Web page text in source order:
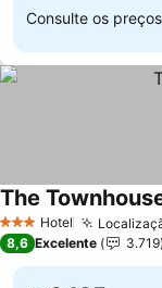
Consulte os
3 EstrelasHotel
The
8,6 Excelente 3.719